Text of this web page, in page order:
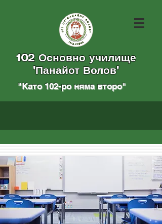
102 Основно училище
"Панайот Волов"
"Като 102-ро няма вторo"